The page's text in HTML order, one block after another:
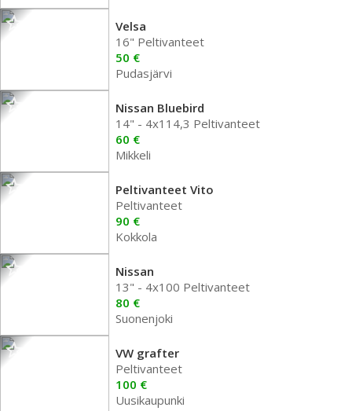
Velsa
16" Peltivanteet
50 €
Pudasjärvi
Nissan Bluebird
14" - 4x114,3 Peltivanteet
60 €
Mikkeli
Peltivanteet Vito
Peltivanteet
90 €
Kokkola
Nissan
13" - 4x100 Peltivanteet
80 €
Suonenjoki
VW grafter
Peltivanteet
100 €
Uusikaupunki